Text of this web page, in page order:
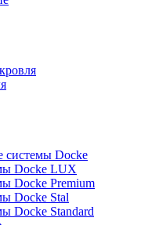
системы Docke
Docke LUX
Docke Premium
Docke Stal
Docke Standard